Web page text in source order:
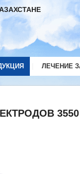
ЛЕЧЕНИЕ
3550